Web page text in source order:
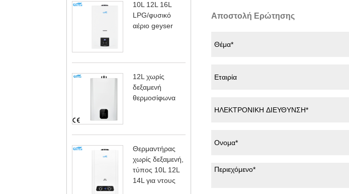
10L 12L 16L
LPG/φυσικό
αέριο geyser
12L χωρίς
δεξαμενή
θερμοσίφωνα
Θερμαντήρας
χωρίς δεξαμενή,
τύπος 10L 12L
14L για ντους
Αποστολή Ερώτησης